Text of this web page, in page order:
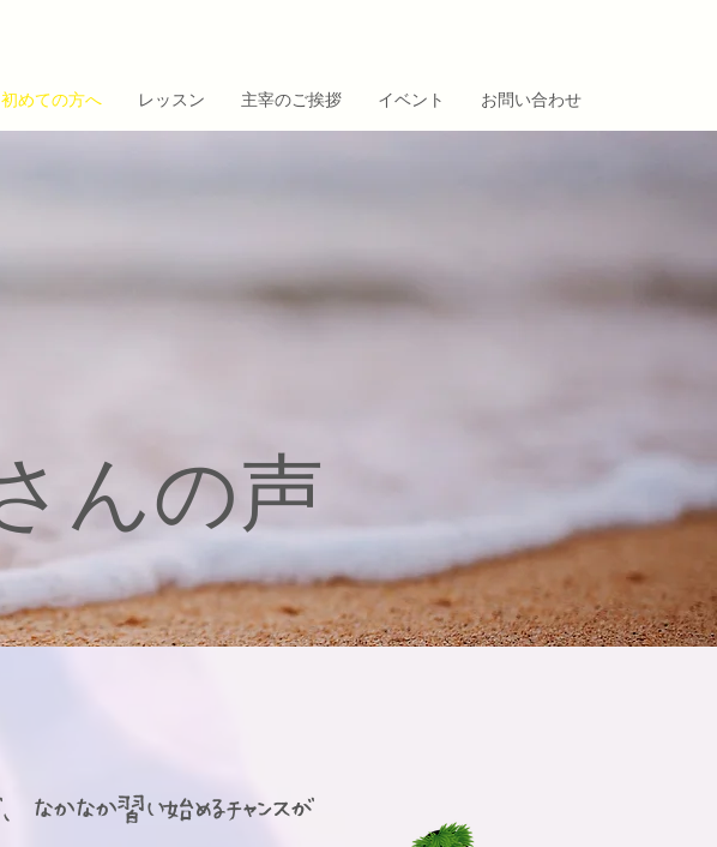
初めての方へ レッスン 主宰のご挨拶 イベント お問い合わせ
んの声
なかなか習い始めるチャンスが